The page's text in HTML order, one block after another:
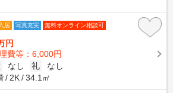
居 写真充実 無料オンライン相談可
円
費等：6,000円
なし 礼
なし
2K 34.1㎡